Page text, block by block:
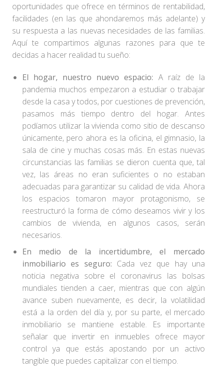
oportunidades que ofrece en términos de rentabilidad,
facilidades (en las que ahondaremos más adelante) y
su respuesta a las nuevas necesidades de las familias.
Aquí te compartimos algunas razones para que te
decidas a hacer realidad tu sueño:
El hogar, nuestro nuevo espacio: A raíz de la
pandemia muchos empezaron a estudiar o trabajar
desde la casa y todos, por cuestiones de prevención,
pasamos más tiempo dentro del hogar. Antes
podíamos utilizar la vivienda como sitio de descanso
únicamente, pero ahora es la oficina, el gimnasio, la
sala de cine y muchas cosas más. En estas nuevas
circunstancias las familias se dieron cuenta que, tal
vez, las áreas no eran suficientes o no estaban
adecuadas para garantizar su calidad de vida. Ahora
los espacios tomaron mayor protagonismo, se
reestructuró la forma de cómo deseamos vivir y los
cambios de vivienda, en algunos casos, serán
necesarios.
En medio de la incertidumbre, el mercado
inmobiliario es seguro: Cada vez que hay una
noticia negativa sobre el coronavirus las bolsas
mundiales tienden a caer, mientras que con algún
avance suben nuevamente, es decir, la volatilidad
está a la orden del día y, por su parte, el mercado
inmobiliario se mantiene estable. Es importante
señalar que invertir en inmuebles ofrece mayor
control ya que estás apostando por un activo
tangible que puedes capitalizar con el tiempo.